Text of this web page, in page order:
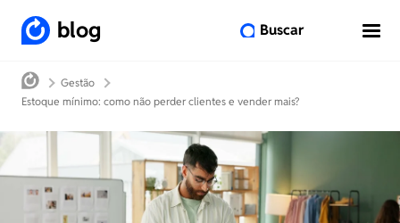
blog Buscar
Gestão
Estoque mínimo: como não perder clientes e vender mais?